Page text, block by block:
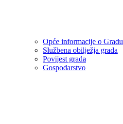
Opće informacije o Gradu
Službena obilježja grada
Povijest grada
Gospodarstvo